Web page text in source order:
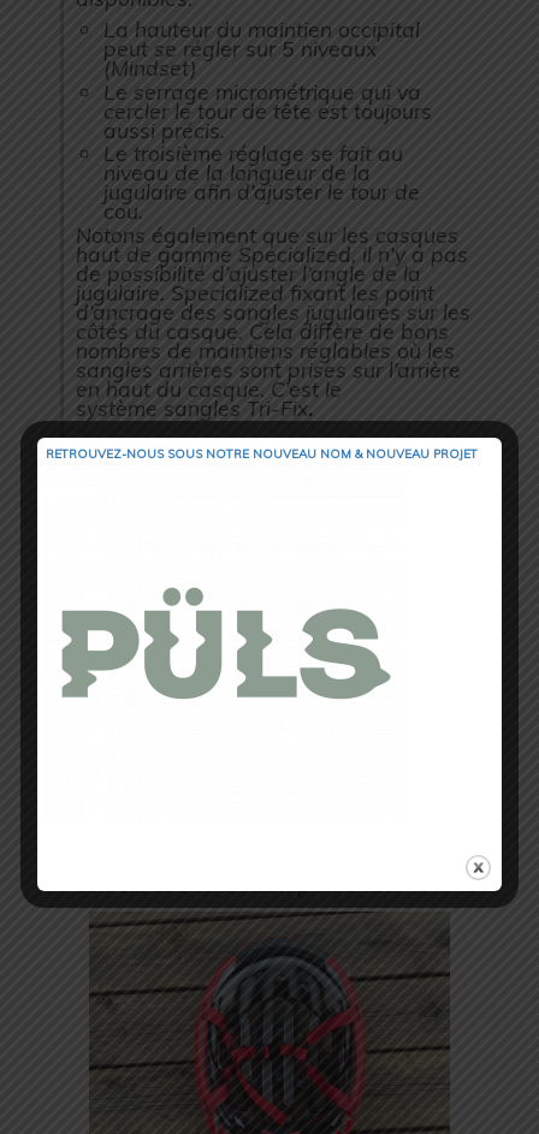
La hauteur du maintien occipital
peut se régler sur 5 niveaux
(Mindset)
Le serrage micrométrique qui va
cercler le tour de tête est toujours
aussi précis.
Le troisième réglage se fait au
niveau de la longueur de la
jugulaire afin d’ajuster le tour de
cou.
Notons également que sur les casques
haut de gamme Specialized, il n’y a pas
de possibilité d’ajuster l’angle de la
jugulaire. Specialized fixant les point
d’ancrage des sangles jugulaires sur les
côtés du casque. Cela diffère de bons
nombres de maintiens réglables où les
sangles arrières sont prises sur l’arrière
en haut du casque. C’est le
système sangles Tri-Fix.
Sangles pour un ajustement optimal
La matière 4X DryLite des sangles est
RETROUVEZ-NOUS SOUS NOTRE NOUVEAU NOM & NOUVEAU PROJET